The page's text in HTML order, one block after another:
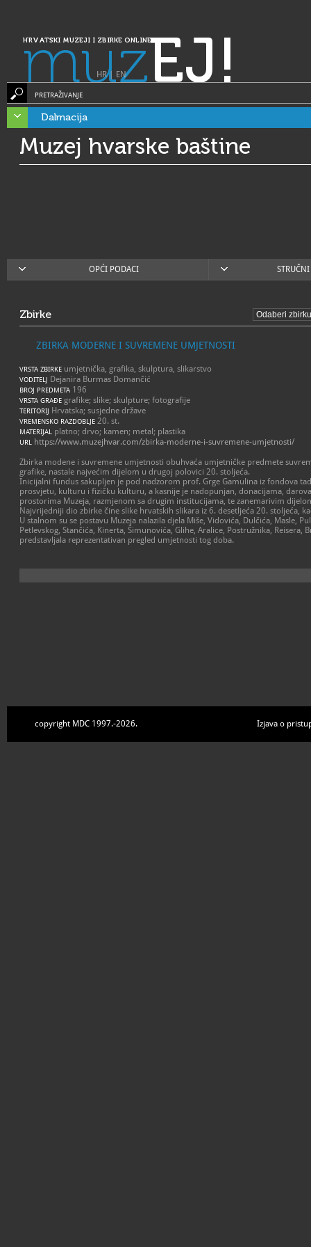
HRVATSKI MUZEJI I ZBIRKE ONLINE
muzEJ!
HR| EN
PRETRAŽIVANJE
Dalmacija
Muzej hvarske baštine
OPĆI PODACI
Zbirke
ZBIRKA MODERNE I SUVREMENE UMJETNOSTI
VRSTA ZBIRKE umjetnička, grafika, skulptura, slikarstvo
VODITELJ Dejanira Burmas Domančić
BROJ PREDMETA 196
VRSTA GRAĐE grafike; slike; skulpture; fotografije
TERITORIJ Hrvatska; susjedne države
VREMENSKO RAZDOBLJE 20. st.
MATERIJAL platno; drvo; kamen; metal; plastika
URL https://www.muzejhvar.com/zbirka-moderne-i-suvremene-umjetnosti/
Zbirka modene i suvremene umjetnosti obuhvaća umjetničke predmete
grafike, nastale najvećim dijelom u drugoj polovici 20. stoljeća.
Inicijalni fundus sakupljen je pod nadzorom prof. Grge Gamulina iz fondova
prosvjetu, kulturu i fizičku kulturu, a kasnije je nadopunjan, donacijama,
prostorima Muzeja, razmjenom sa drugim institucijama, te zanemarivim
Najvrijedniji dio zbirke čine slike hrvatskih slikara iz 6. desetljeća 20. stoljeća,
U stalnom su se postavu Muzeja nalazila djela Miše, Vidovića, Dulčića, Masle,
Petlevskog, Stančića, Kinerta, Šimunovića, Glihe, Aralice, Postružnika, Reisera,
predstavljala reprezentativan pregled umjetnosti tog doba.
copyright MDC 1997.-2026. Izjava o